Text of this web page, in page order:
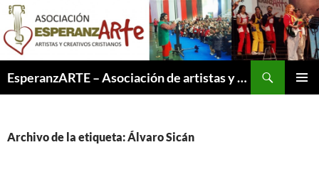
Saltar
contenido
EsperanzARTE – Asociación de artistas y creativos cristianos
Archivo de la etiqueta: Álvaro Sicán